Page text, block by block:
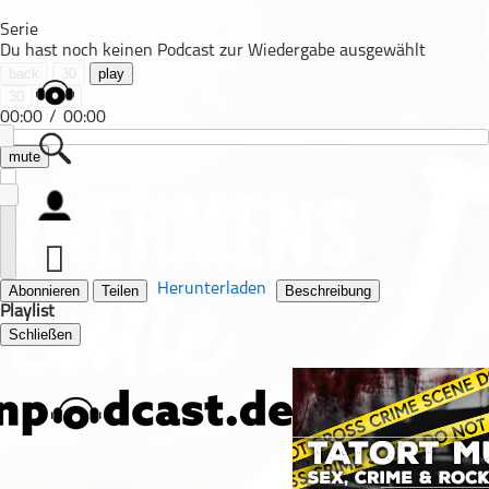
Serie
Du hast noch keinen Podcast zur Wiedergabe ausgewählt
back 30
play
30
next
00:00 / 00:00
mute
Abonnieren Teilen Herunterladen Beschreibung
Playlist
Schließen
Bildung
Familie & Elternschaft